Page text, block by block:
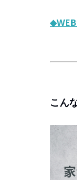
こん